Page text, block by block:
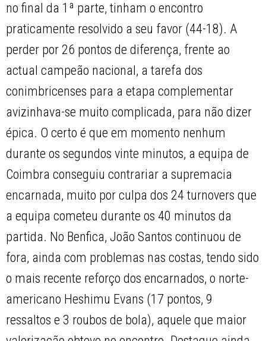
no final da 1ª parte, tinham o encontro
praticamente resolvido a seu favor (44-18). A
perder por 26 pontos de diferença, frente ao
actual campeão nacional, a tarefa dos
conimbricenses para a etapa complementar
avizinhava-se muito complicada, para não dizer
épica. O certo é que em momento nenhum
durante os segundos vinte minutos, a equipa de
Coimbra conseguiu contrariar a supremacia
encarnada, muito por culpa dos 24 turnovers que
a equipa cometeu durante os 40 minutos da
partida. No Benfica, João Santos continuou de
fora, ainda com problemas nas costas, tendo sido
o mais recente reforço dos encarnados, o norte-
americano Heshimu Evans (17 pontos, 9
ressaltos e 3 roubos de bola), aquele que maior